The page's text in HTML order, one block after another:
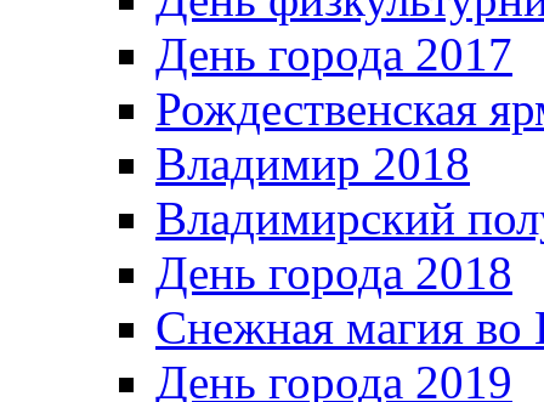
День города 2017
Рождественская
Владимир 2018
Владимирский
День города 2018
Снежная магия во
День города 2019